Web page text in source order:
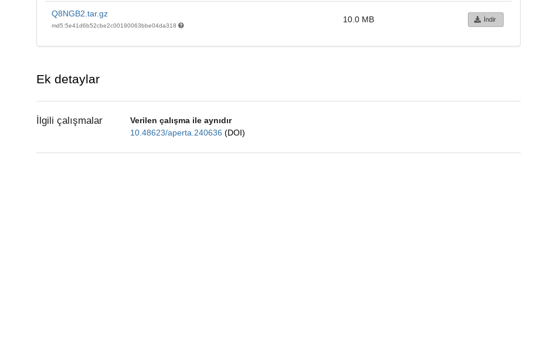
Q8NGB2.tar.gz
md5:5e41d6b52cbe2c00190063bbe04da318
10.0 MB İndir
Ek detaylar
İlgili çalışmalar
Verilen çalışma ile aynıdır
10.48623/aperta.240636 (DOI)